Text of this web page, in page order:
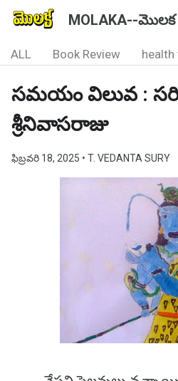
MOLAKA--మొలక
ALL Book Review health
సమయం విలువ :
శ్రీనివాసరాజు
ఫిబ్రవరి 18, 2025 • T. VEDANTA SURY